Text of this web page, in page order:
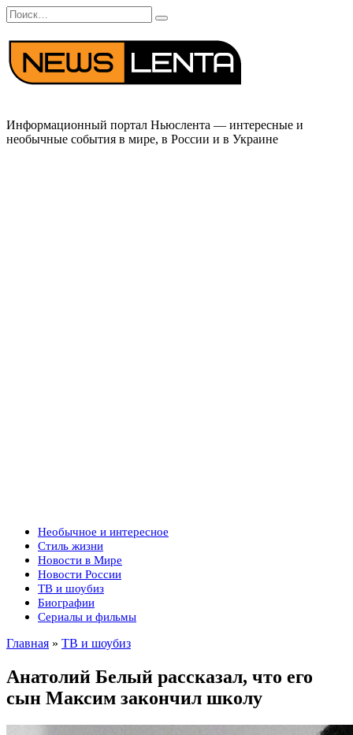
Перейти
к
содержанию
Search
for:
Информационный портал Ньюслента — интересные и
необычные события в мире, в России и в Украине
Необычное и интересное
Стиль жизни
Новости в Мире
Новости России
ТВ и шоубиз
Биографии
Сериалы и фильмы
Главная » ТВ и шоубиз
Анатолий Белый рассказал, что его
сын Максим закончил школу